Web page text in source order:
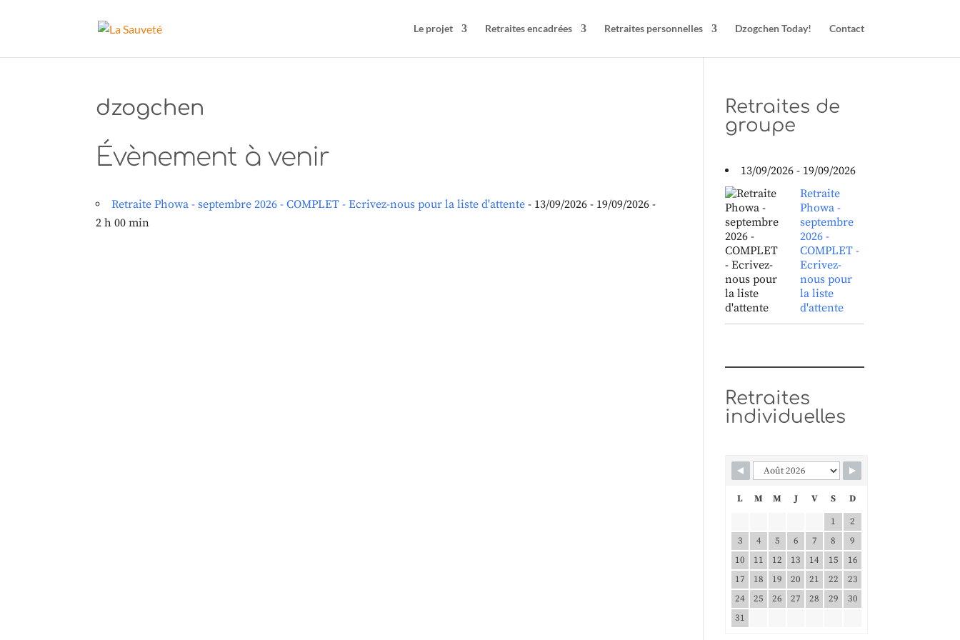
Le projet Retraites encadrées Retraites personnelles Dzogchen Today! Contact
dzogchen
Évènement à venir
Retraite Phowa - septembre 2026 - COMPLET - Ecrivez-nous pour la liste d'attente - 13/09/2026 - 19/09/2026 -
2 h 00 min
Retraites de
groupe
13/09/2026 - 19/09/2026
Retraite
Phowa -
septembre
2026 -
COMPLET -
Ecrivez-
nous pour
la liste
d'attente
Retraites
individuelles
L M M J V S
D
1
2
3
4 5 6 7 8
9
10
11 12 13 14 15
16
17
18 19 20 21 22
23
24
25 26 27 28 29
30
31